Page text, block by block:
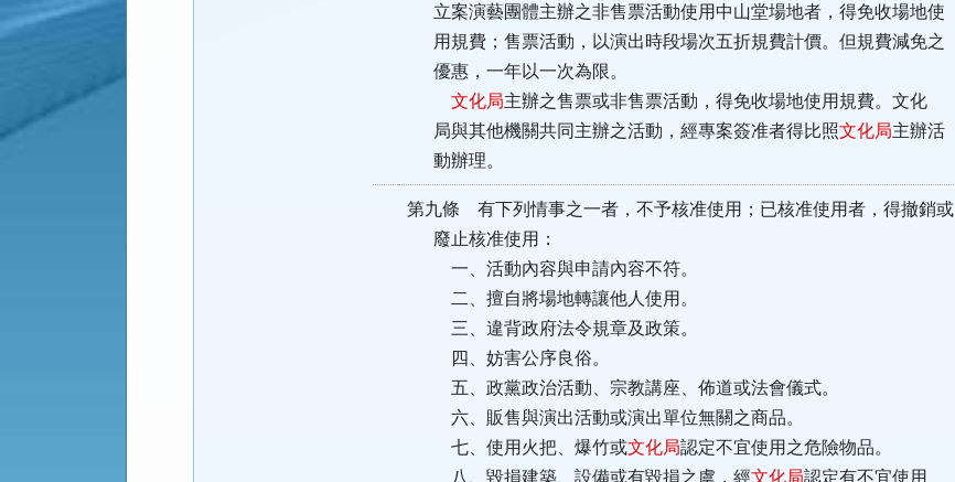
立案演藝團體主辦之非售票活動使用中山堂場地者，得免收場地使
用規費；售票活動，以演出時段場次五折規費計價。但規費減免之
優惠，一年以一次為限。
文化局主辦之售票或非售票活動，得免收場地使用規費。文化
局與其他機關共同主辦之活動，經專案簽准者得比照文化局主辦活
動辦理。
第九條 有下列情事之一者，不予核准使用；已核准使用者，得撤銷或
廢止核准使用：
一、活動內容與申請內容不符。
二、擅自將場地轉讓他人使用。
三、違背政府法令規章及政策。
四、妨害公序良俗。
五、政黨政治活動、宗教講座、佈道或法會儀式。
六、販售與演出活動或演出單位無關之商品。
七、使用火把、爆竹或文化局認定不宜使用之危險物品。
八、毀損建築、設備或有毀損之虞，經文化局認定有不宜使用